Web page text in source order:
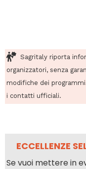
Sagritaly riporta
organizzatori, senza
modifiche dei
i contatti ufficiali.
ECCELLENZE
Se vuoi mettere in